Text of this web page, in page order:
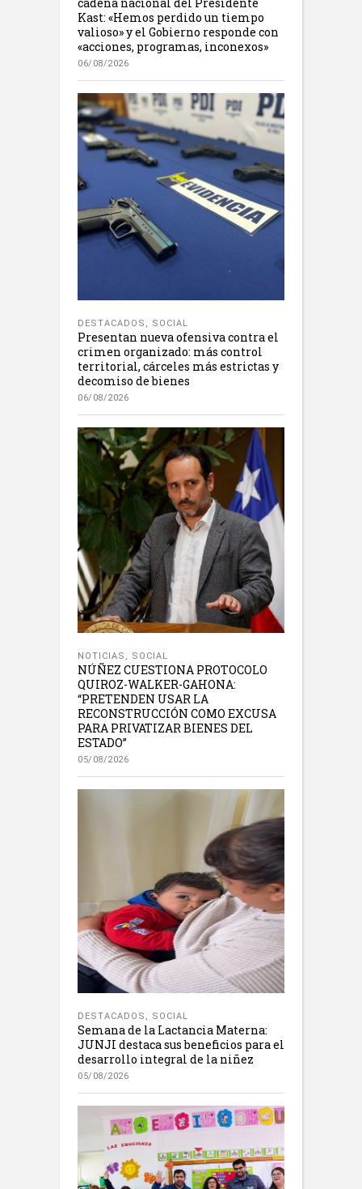
Kast: «Hemos perdido un tiempo
valioso» y el Gobierno responde con
«acciones, programas, inconexos»
06/08/2026
DESTACADOS , SOCIAL
Presentan nueva ofensiva contra el
crimen organizado: más control
territorial, cárceles más estrictas y
decomiso de bienes
06/08/2026
NOTICIAS , SOCIAL
NÚÑEZ CUESTIONA PROTOCOLO
QUIROZ-WALKER-GAHONA:
“PRETENDEN USAR LA
RECONSTRUCCIÓN COMO EXCUSA
PARA PRIVATIZAR BIENES DEL
ESTADO”
05/08/2026
DESTACADOS SOCIAL
Semana de la Lactancia Materna:
JUNJI destaca sus beneficios para el
desarrollo integral de la niñez
05/08/2026